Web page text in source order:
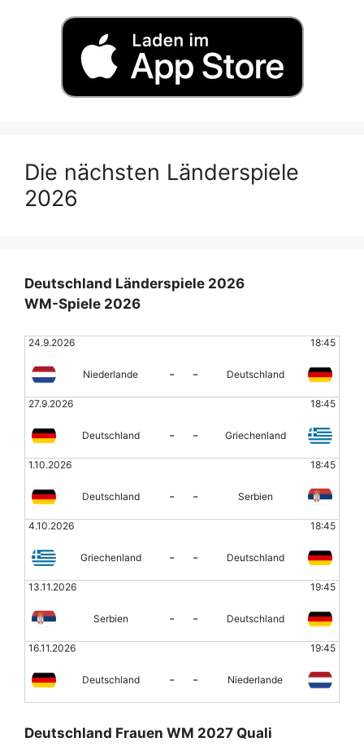
Die nächsten Länderspiele
2026
Deutschland Länderspiele 2026
WM-Spiele 2026
24.9.2026 18:45
Niederlande - - Deutschland
27.9.2026 18:45
Deutschland - - Griechenland
1.10.2026 18:45
Deutschland - - Serbien
4.10.2026 18:45
Griechenland - - Deutschland
13.11.2026 19:45
Serbien - - Deutschland
16.11.2026 19:45
Deutschland - - Niederlande
Deutschland Frauen WM 2027 Quali